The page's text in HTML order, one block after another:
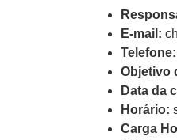
E-mail:
Telefone:
Objetivo
Data da
Horário:
Carga